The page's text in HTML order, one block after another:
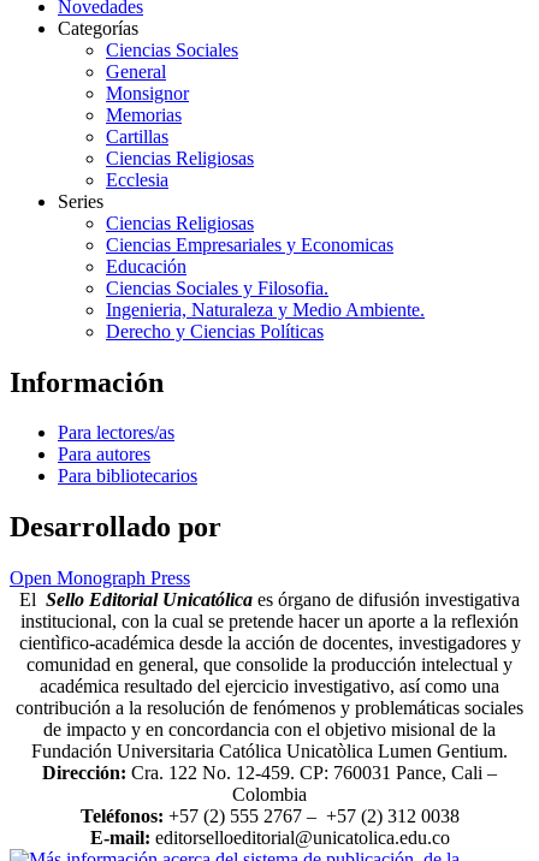
Novedades
Categorías
Ciencias Sociales
General
Monsignor
Memorias
Cartillas
Ciencias Religiosas
Ecclesia
Series
Ciencias Religiosas
Ciencias Empresariales y Economicas
Educación
Ciencias Sociales y Filosofia.
Ingenieria, Naturaleza y Medio Ambiente.
Derecho y Ciencias Políticas
Información
Para lectores/as
Para autores
Para bibliotecarios
Desarrollado por
Open Monograph Press
El Sello Editorial Unicatólica es órgano de difusión investigativa
institucional, con la cual se pretende hacer un aporte a la reflexión
cientìfico-académica desde la acción de docentes, investigadores y
comunidad en general, que consolide la producción intelectual y
académica resultado del ejercicio investigativo, así como una
contribución a la resolución de fenómenos y problemáticas sociales
de impacto y en concordancia con el objetivo misional de la
Fundación Universitaria Católica Unicatòlica Lumen Gentium.
Dirección: Cra. 122 No. 12-459. CP: 760031 Pance, Cali –
Colombia
Teléfonos: +57 (2) 555 2767 – +57 (2) 312 0038
E-mail: editorselloeditorial@unicatolica.edu.co